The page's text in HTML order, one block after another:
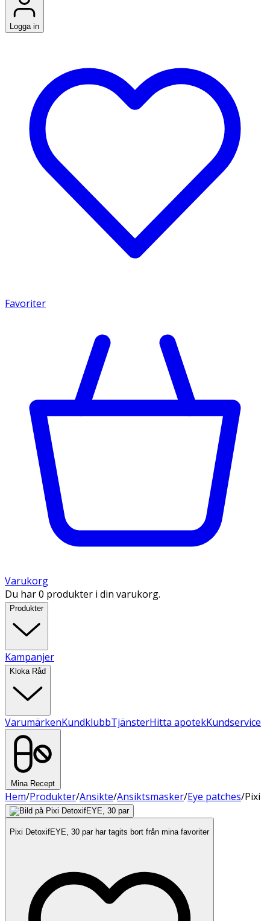
Logga in
Favoriter
Varukorg
Du har 0 produkter i din varukorg.
Produkter
Kampanjer
Kloka Råd
VarumärkenKundklubbTjänsterHitta apotekKundservice
Mina Recept
Hem/Produkter/Ansikte/Ansiktsmasker/Eye patches/Pixi
Pixi DetoxifEYE, 30 par har tagits bort från mina favoriter